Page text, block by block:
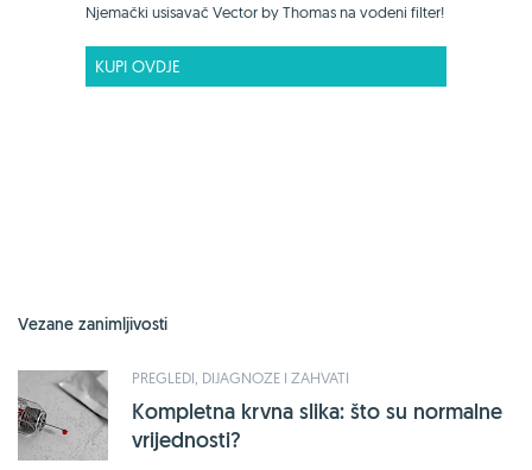
Njemački usisavač Vector by Thomas na vodeni filter!
KUPI OVDJE
Vezane zanimljivosti
PREGLEDI, DIJAGNOZE I ZAHVATI
Kompletna krvna slika: što su normalne
vrijednosti?